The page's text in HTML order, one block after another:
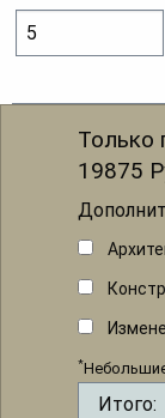
Только
19875
*
Итого: